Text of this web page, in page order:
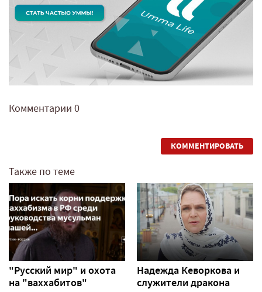
Комментарии 0
КОММЕНТИРОВАТЬ
Также по теме
"Русский мир" и охота
на "ваххабитов"
Надежда Кеворкова и
служители дракона